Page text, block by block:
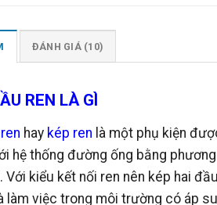
ĐÁNH GIÁ (10)
REN LÀ GÌ
hay kép ren là một phụ kiện
hệ thống đường ống bằng
Với kiểu kết nối ren nên kép hai
làm việc trong môi trường có áp